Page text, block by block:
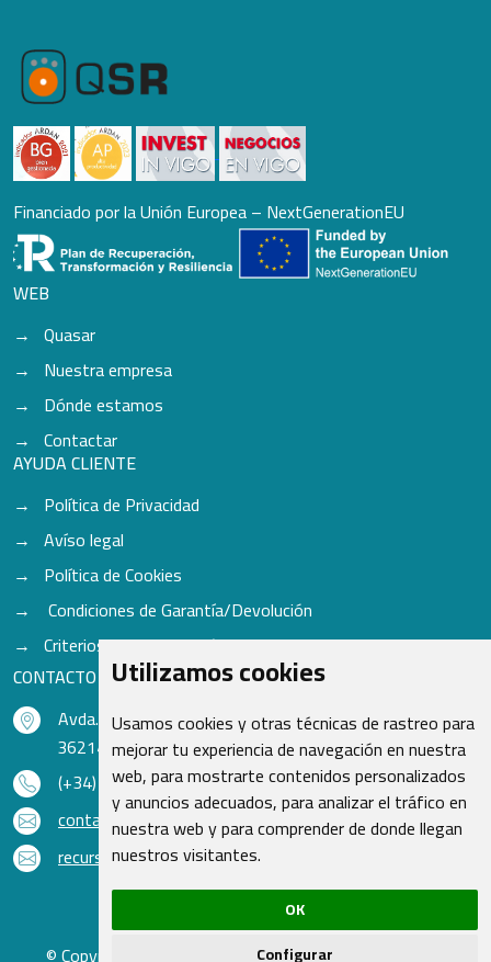
Utilizamos cookies
Usamos cookies y otras técnicas de rastreo para
mejorar tu experiencia de navegación en nuestra
web, para mostrarte contenidos personalizados
y anuncios adecuados, para analizar el tráfico en
nuestra web y para comprender de donde llegan
nuestros visitantes.
OK
Configurar
Financiado por la Unión Europea – NextGenerationEU
WEB
Quasar
Nuestra empresa
Dónde estamos
Contactar
AYUDA CLIENTE
Política de Privacidad
Avíso legal
Política de Cookies
Condiciones de Garantía/Devolución
Criterios para aceptación de Cascos
CONTACTO
Avda. do Freixo - Sardoma, 13
36214 Vigo - Pontevedra - España
(+34) 986 48 16 33
contacto@qsr.es
recursoshumanos@qsr.es
© Copyright 2026 - Recambios Quasar S.L. | Todos los